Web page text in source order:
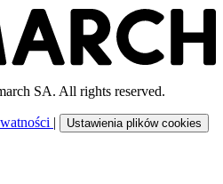
SA. All rights reserved.
| Ustawienia plików cookies